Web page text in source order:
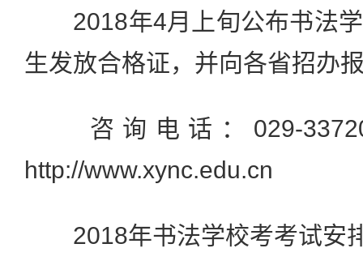
2018年4月上旬公布书法学
生发放合格证，并向各省招办
咨询电话：029-
http://www.xync.edu.cn
2018年书法学校考考试安